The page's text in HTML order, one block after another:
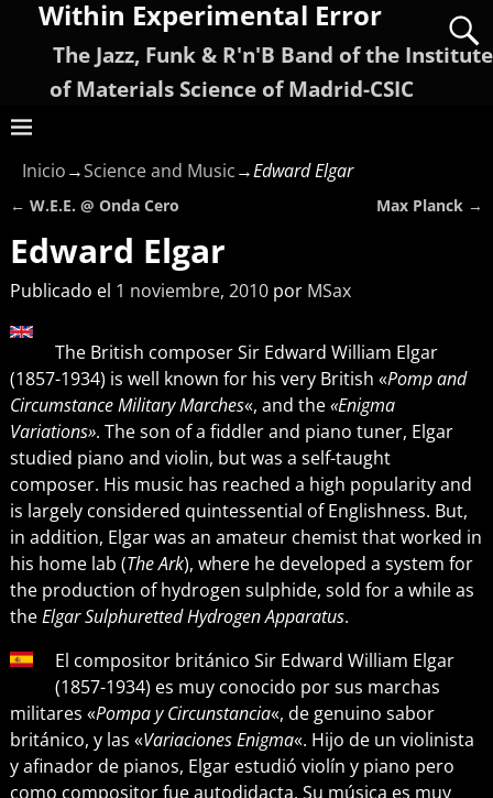
Within Experimental Error
The Jazz, Funk & R'n'B Band of the Institute
of Materials Science of Madrid-CSIC
Inicio→Science and Music→Edward Elgar
← W.E.E. @ Onda Cero Max Planck →
Edward Elgar
Publicado el 1 noviembre, 2010 por MSax
The British composer Sir Edward William Elgar
(1857-1934) is well known for his very British «Pomp and
Circumstance Military Marches«, and the«Enigma
Variations». The son of a fiddler and piano tuner, Elgar
studied piano and violin, but was a self-taught
composer. His music has reached a high popularity and
is largely considered quintessential of Englishness. But,
in addition, Elgar was an amateur chemist that worked in
his home lab (The Ark), where he developed a system for
the production of hydrogen sulphide, sold for a while as
theElgar Sulphuretted Hydrogen Apparatus.
El compositor británico Sir Edward William Elgar
(1857-1934) es muy conocido por sus marchas
militares «Pompa y Circunstancia«, de genuino sabor
británico, y las «Variaciones Enigma«. Hijo de un violinista
y afinador de pianos, Elgar estudió violín y piano pero
como compositor fue autodidacta. Su música es muy